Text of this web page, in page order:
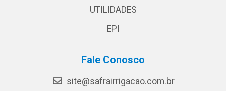
UTILIDADES
EPI
Fale Conosco
site@safrairrigacao.com.br